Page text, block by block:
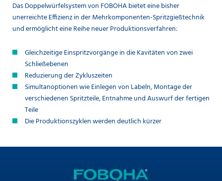
Das Doppelwürfelsystem von FOBOHA bietet eine bisher
unerreichte Effizienz in der Mehrkomponenten-Spritzgießtechnik
und ermöglicht eine Reihe neuer Produktionsverfahren:
Gleichzeitige Einspritzvorgänge in die Kavitäten von zwei
Schließebenen
Reduzierung der Zykluszeiten
Simultanoptionen wie Einlegen von Labeln, Montage der
verschiedenen Spritzteile, Entnahme und Auswurf der fertigen
Teile
Die Produktionszyklen werden deutlich kürzer